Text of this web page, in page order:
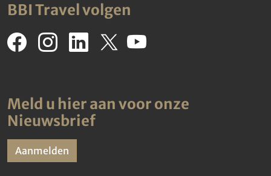
BBI Travel volgen
Meld u hier aan voor onze
Nieuwsbrief
Aanmelden